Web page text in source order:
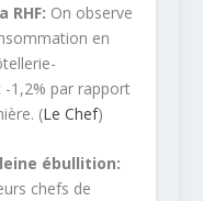
RHF: On observe
en
1,2% par rapport
(Le Chef)
ébullition:
chefs de